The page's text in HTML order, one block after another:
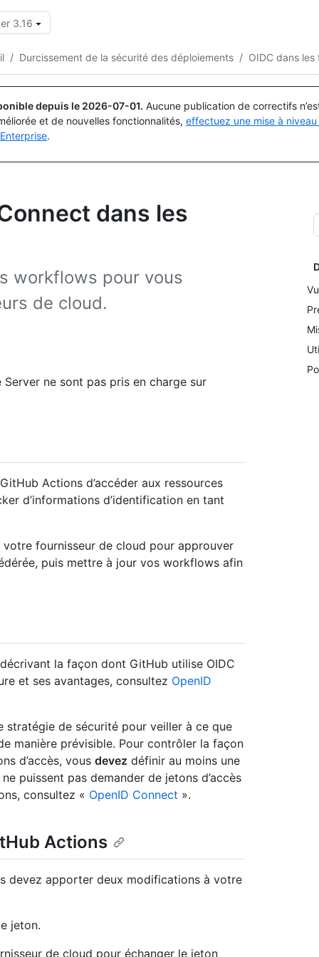
3.16
/ Durcissement de la sécurité des déploiements / OIDC dans
depuis le 2026-07-01. Aucune publication de correctifs
et de nouvelles fonctionnalités, effectuez une mise à
.
dans les
workflows pour vous
de cloud.
ne sont pas pris en charge sur
Actions d’accéder aux ressources
d’informations d’identification en tant
fournisseur de cloud pour approuver
puis mettre à jour vos workflows afin
la façon dont GitHub utilise OIDC
et ses avantages, consultez OpenID
de sécurité pour veiller à ce que
manière prévisible. Pour contrôler la façon
d’accès, vous devez définir au moins une
puissent pas demander de jetons d’accès
consultez « OpenID Connect ».
Actions
devez apporter deux modifications à votre
jeton.
de cloud pour échanger le jeton